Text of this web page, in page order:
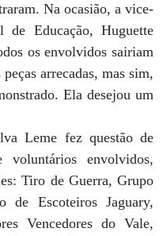
Na ocasião, a vice-
de Educação, Huguette
os envolvidos sairiam
arrecadas, mas sim,
Ela desejou um
Leme fez questão de
envolvidos,
Tiro de Guerra, Grupo
de Escoteiros Jaguary,
Vencedores do Vale,